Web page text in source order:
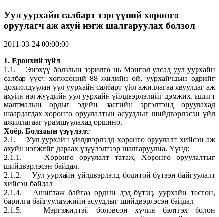
Уул уурхайн салбарт тэргүүний хөрөнгө
оруулагч аж ахуй нэгж шалгаруулах болзол
2011-03-24 00:00:00
1. Ерөнхий зүйл
1.1. Энэхүү болзлын зорилго нь Монгол улсад уул уурхайн
салбар үүсч хөгжсөний 88 жилийн ой, уурхайчдын өдрийг
дохиолдуулан уул уурхайн салбарт үйл ажиллагаа явуулдаг аж
ахуйн нэгжүүдийн уул уурхайн үйлдвэрлэлийг дэмжих, ашигт
малтмалын ордыг эдийн засгийн эргэлтэнд оруулахад
шаардагдах хөрөнгө оруулалтын асуудлыг шийдвэрлэсэн үйл
ажиллагааг урамшуулахад оршино.
Хоёр. Болзлын үзүүлэлт
2.1. Уул уурхайн үйлдвэрлэлд хөрөнгө оруулалт хийсэн аж
ахуйн нэгжийг дараах үзүүлэлтээр шалгаруулна. Үүнд:
2.1.1. Хөрөнгө оруулалт татаж, Хөрөнгө оруулалтыг
шийдвэрлэсэн байдал.
2.1.2. Уул уурхайн үйлдвэрлэлд бодитой бүтээн байгуулалт
хийсэн байдал
2.1.4. Ашиглаж байгаа ордын дэд бүтэц, уурхайн тосгон,
барилга байгууламжийн асуудлыг шийдвэрлэсэн байдал
2.1.5. Мэргэжилтэй боловсон хүчин бэлтгэх болон